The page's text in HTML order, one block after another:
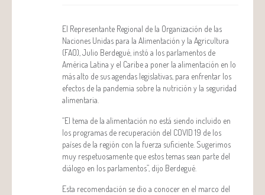
El Representante Regional de la Organización de las
Naciones Unidas para la Alimentación y la Agricultura
(FAO), Julio Berdegué, instó a los parlamentos de
América Latina y el Caribe a poner la alimentación en lo
más alto de sus agendas legislativas, para enfrentar los
efectos de la pandemia sobre la nutrición y la seguridad
alimentaria.
“El tema de la alimentación no está siendo incluido en
los programas de recuperación del COVID 19 de los
países de la región con la fuerza suficiente. Sugerimos
muy respetuosamente que estos temas sean parte del
diálogo en los parlamentos”, dijo Berdegué.
Esta recomendación se dio a conocer en el marco del